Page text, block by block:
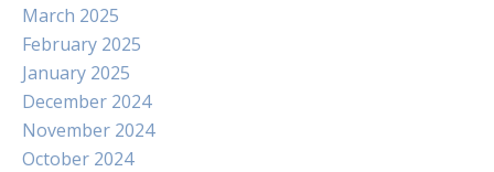
March 2025
February 2025
January 2025
December 2024
November 2024
October 2024